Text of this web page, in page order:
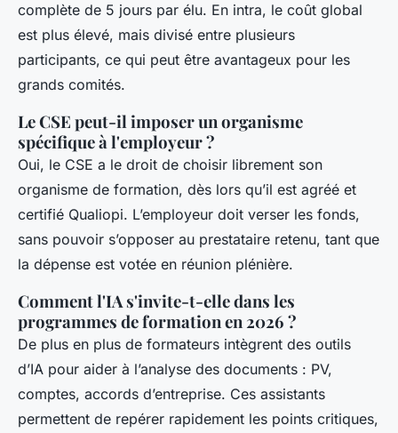
complète de 5 jours par élu. En intra, le coût global
est plus élevé, mais divisé entre plusieurs
participants, ce qui peut être avantageux pour les
grands comités.
Le CSE peut-il imposer un organisme
spécifique à l'employeur ?
Oui, le CSE a le droit de choisir librement son
organisme de formation, dès lors qu’il est agréé et
certifié Qualiopi. L’employeur doit verser les fonds,
sans pouvoir s’opposer au prestataire retenu, tant que
la dépense est votée en réunion plénière.
Comment l'IA s'invite-t-elle dans les
programmes de formation en 2026 ?
De plus en plus de formateurs intègrent des outils
d’IA pour aider à l’analyse des documents : PV,
comptes, accords d’entreprise. Ces assistants
permettent de repérer rapidement les points critiques,